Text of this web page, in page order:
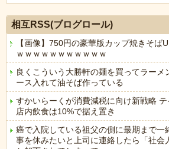
相互RSS(ブログロール)
【画像】750円の豪華版カップ焼きそば
ｗｗｗｗｗｗｗｗｗｗｗ
良くこういう大勝軒の麺を買ってラーメ
ース入れて油そば作っている
すかいらーくが消費減税に向け新戦略
店内飲食は10%で据え置き
癌で入院している祖父の側に最期まで一
事を休みたいと上司に連絡したら「社会